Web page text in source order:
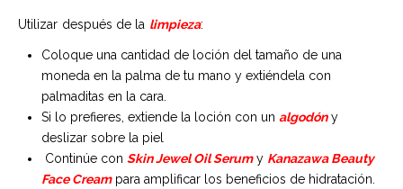
Utilizar después de la limpieza:
Coloque una cantidad de loción del tamaño de una
moneda en la palma de tu mano y extiéndela con
palmaditas en la cara.
Si lo prefieres, extiende la loción con un algodóny
deslizar sobre la piel
Continúe con Skin Jewel Oil Serumy Kanazawa Beauty
Face Creampara amplificar los beneficios de hidratación.